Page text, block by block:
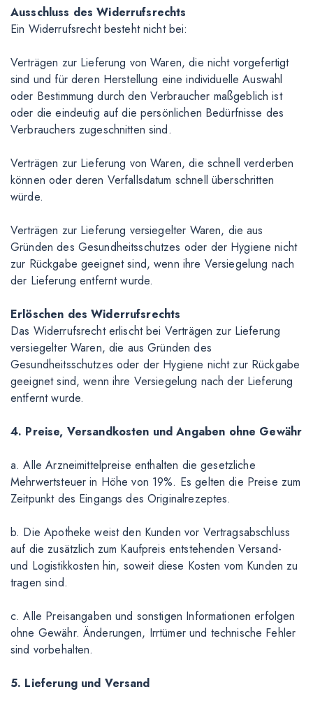
Ausschluss des Widerrufsrechts
Ein Widerrufsrecht besteht nicht bei:
Verträgen zur Lieferung von Waren, die nicht vorgefertigt
sind und für deren Herstellung eine individuelle Auswahl
oder Bestimmung durch den Verbraucher maßgeblich ist
oder die eindeutig auf die persönlichen Bedürfnisse des
Verbrauchers zugeschnitten sind.
Verträgen zur Lieferung von Waren, die schnell verderben
können oder deren Verfallsdatum schnell überschritten
würde.
Verträgen zur Lieferung versiegelter Waren, die aus
Gründen des Gesundheitsschutzes oder der Hygiene nicht
zur Rückgabe geeignet sind, wenn ihre Versiegelung nach
der Lieferung entfernt wurde.
Erlöschen des Widerrufsrechts
Das Widerrufsrecht erlischt bei Verträgen zur Lieferung
versiegelter Waren, die aus Gründen des
Gesundheitsschutzes oder der Hygiene nicht zur Rückgabe
geeignet sind, wenn ihre Versiegelung nach der Lieferung
entfernt wurde.
4. Preise, Versandkosten und Angaben ohne Gewähr
a. Alle Arzneimittelpreise enthalten die gesetzliche
Mehrwertsteuer in Höhe von 19%. Es gelten die Preise zum
Zeitpunkt des Eingangs des Originalrezeptes.
b. Die Apotheke weist den Kunden vor Vertragsabschluss
auf die zusätzlich zum Kaufpreis entstehenden Versand-
und Logistikkosten hin, soweit diese Kosten vom Kunden zu
tragen sind.
c. Alle Preisangaben und sonstigen Informationen erfolgen
ohne Gewähr. Änderungen, Irrtümer und technische Fehler
sind vorbehalten.
5. Lieferung und Versand